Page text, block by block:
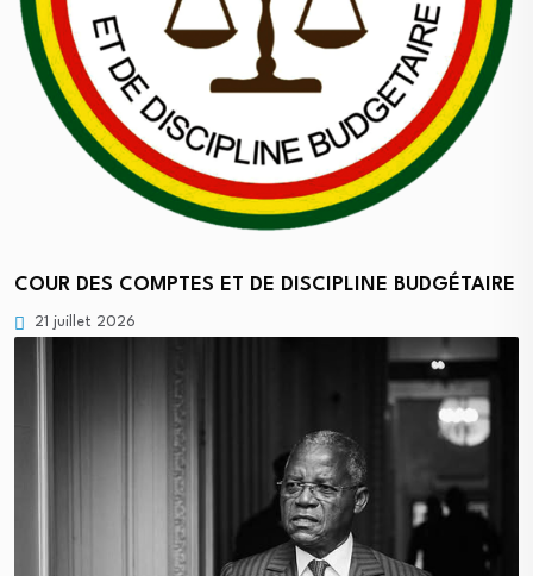
COUR DES COMPTES ET DE DISCIPLINE BUDGÉTAIRE
21 juillet 2026